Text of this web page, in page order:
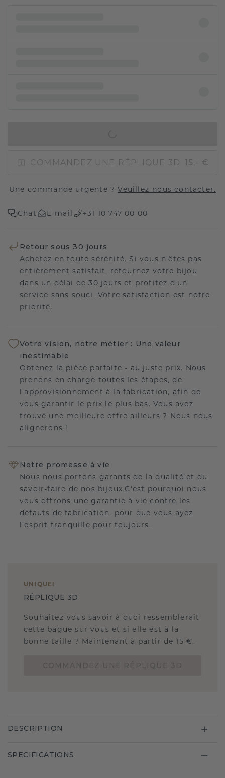
COMMANDEZ UNE RÉPLIQUE 3D 15,- €
Une commande urgente ?Veuillez-nous contacter.
Chat E-mail +31 10 747 00 00
Retour sous 30 jours
Achetez en toute sérénité. Si vous n’êtes pas
entièrement satisfait, retournez votre bijou
dans un délai de 30 jours et profitez d’un
service sans souci. Votre satisfaction est notre
priorité.
Votre vision, notre métier : Une valeur
inestimable
Obtenez la pièce parfaite - au juste prix. Nous
prenons en charge toutes les étapes, de
l'approvisionnement à la fabrication, afin de
vous garantir le prix le plus bas. Vous avez
trouvé une meilleure offre ailleurs ? Nous nous
alignerons !
Notre promesse à vie
Nous nous portons garants de la qualité et du
savoir-faire de nos bijoux.C'est pourquoi nous
vous offrons une garantie à vie contre les
défauts de fabrication, pour que vous ayez
l'esprit tranquille pour toujours.
UNIQUE !
RÉPLIQUE 3D
Souhaitez-vous savoir à quoi ressemblerait
cette bague sur vous et si elle est à la
bonne taille ? Maintenant à partir de 15 €.
DESCRIPTION
SPECIFICATIONS